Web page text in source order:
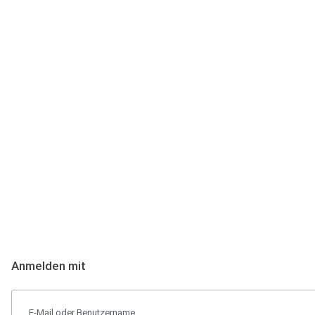
Anmelden mit